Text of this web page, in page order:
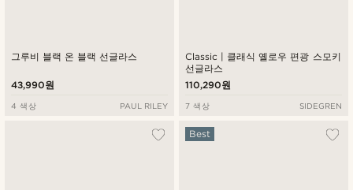
그루비 블랙 온 블랙 선글라스
43,990원
4 색상 PAUL RILEY
Classic | 클래식 옐로우 편광 스모키
선글라스
110,290원
7 색상 SIDEGREN
Best